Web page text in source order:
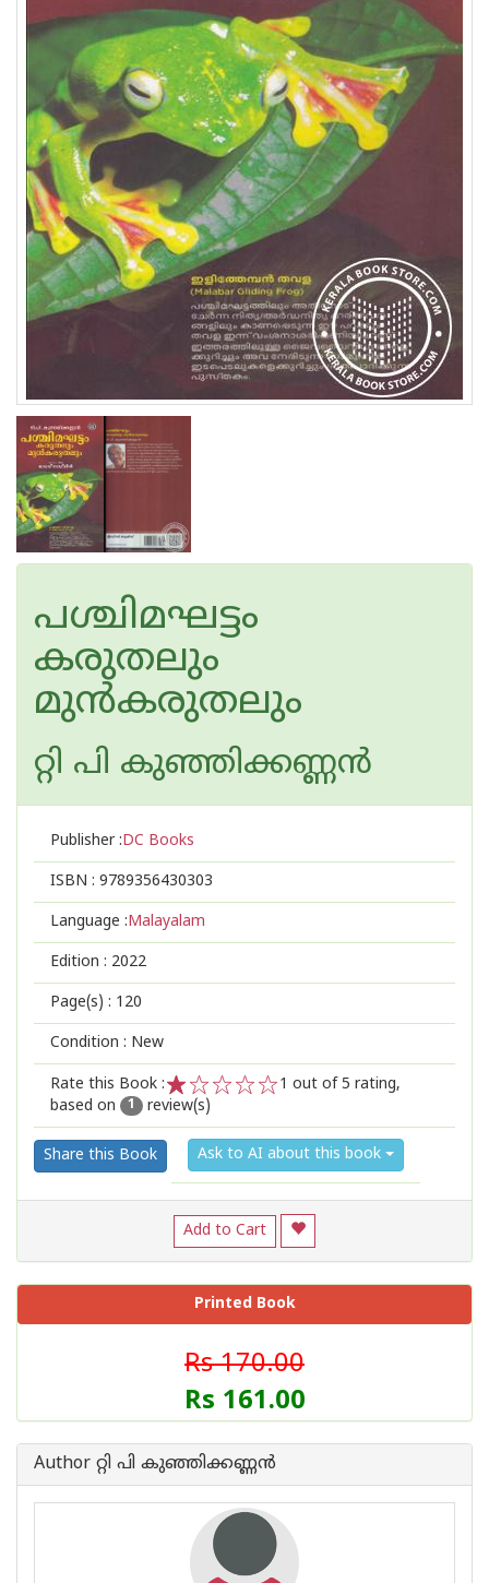
പശ്ചിമഘട്ടം
കരുതലും
മുന്‍കരുതലും
റ്റി പി കുഞ്ഞിക്കണ്ണന്‍
Publisher :DC Books
ISBN : 9789356430303
Language :Malayalam
Edition : 2022
Page(s) : 120
Condition : New
Rate this Book :
2
1
1 out of 5 rating,
based on
1 review(s)
Share this Book Ask to AI about this book
Add to Cart
Printed Book
Rs 170.00
Rs 161.00
Author റ്റി പി കുഞ്ഞിക്കണ്ണന്‍